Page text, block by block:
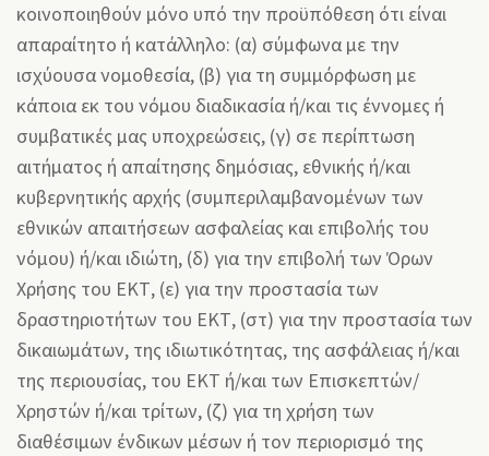
κοινοποιηθούν μόνο υπό την προϋπόθεση ότι είναι
απαραίτητο ή κατάλληλο: (α) σύμφωνα με την
ισχύουσα νομοθεσία, (β) για τη συμμόρφωση με
κάποια εκ του νόμου διαδικασία ή/και τις έννομες ή
συμβατικές μας υποχρεώσεις, (γ) σε περίπτωση
αιτήματος ή απαίτησης δημόσιας, εθνικής ή/και
κυβερνητικής αρχής (συμπεριλαμβανομένων των
εθνικών απαιτήσεων ασφαλείας και επιβολής του
νόμου) ή/και ιδιώτη, (δ) για την επιβολή των Όρων
Χρήσης του ΕΚΤ, (ε) για την προστασία των
δραστηριοτήτων του ΕΚΤ, (στ) για την προστασία των
δικαιωμάτων, της ιδιωτικότητας, της ασφάλειας ή/και
της περιουσίας, του ΕΚΤ ή/και των Επισκεπτών/
Χρηστών ή/και τρίτων, (ζ) για τη χρήση των
διαθέσιμων ένδικων μέσων ή τον περιορισμό της